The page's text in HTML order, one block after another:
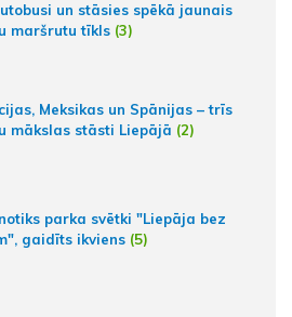
un stāsies spēkā jaunais
maršrutu tīkls (3)
Meksikas un Spānijas – trīs
mākslas stāsti Liepājā (2)
parka svētki "Liepāja bez
gaidīts ikviens (5)